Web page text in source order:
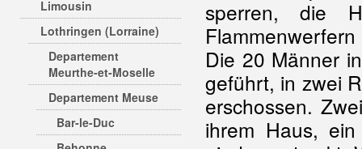
Limousin
Lothringen (Lorraine)
Departement
Meurthe-et-Moselle
Departement Meuse
Bar-le-Duc
sperren, die
Die 20 Männer
geführt, in zwei
erschossen.
ihrem Haus,